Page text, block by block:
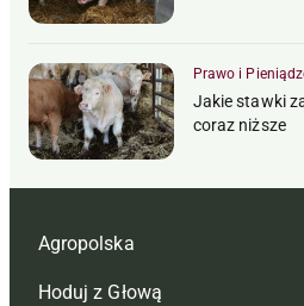
Prawo i
Jakie stawki
coraz niższe
Agropolska
Redakcja
Hoduj z Głową